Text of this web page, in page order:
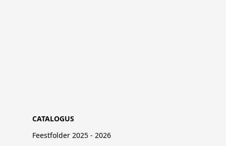
CATALOGUS
Feestfolder 2025 - 2026